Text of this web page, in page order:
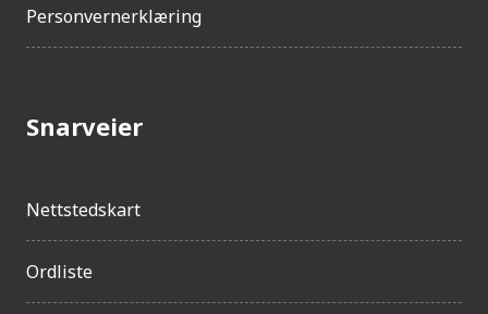
Personvernerklæring
Snarveier
Nettstedskart
Ordliste